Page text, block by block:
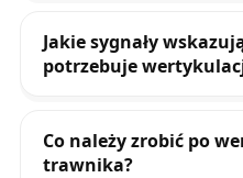
Jakie sygnały
potrzebuje
Co należy zrobić po
trawnika?